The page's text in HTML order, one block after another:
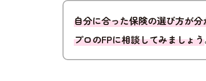
自分に合った保険の選び方が
プロのFPに相談してみましょう